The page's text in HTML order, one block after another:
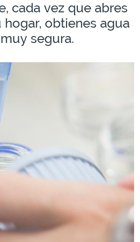
cada vez que abres
obtienes agua
segura.